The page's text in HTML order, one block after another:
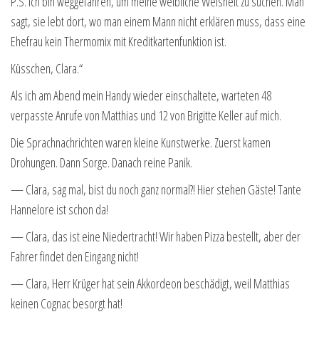
sagt, sie lebt dort, wo man einem Mann nicht erklären muss, dass eine
Ehefrau kein Thermomix mit Kreditkartenfunktion ist.
Küsschen, Clara.“
Als ich am Abend mein Handy wieder einschaltete, warteten 48
verpasste Anrufe von Matthias und 12 von Brigitte Keller auf mich.
Die Sprachnachrichten waren kleine Kunstwerke. Zuerst kamen
Drohungen. Dann Sorge. Danach reine Panik.
— Clara, sag mal, bist du noch ganz normal?! Hier stehen Gäste! Tante
Hannelore ist schon da!
— Clara, das ist eine Niedertracht! Wir haben Pizza bestellt, aber der
Fahrer findet den Eingang nicht!
— Clara, Herr Krüger hat sein Akkordeon beschädigt, weil Matthias
keinen Cognac besorgt hat!